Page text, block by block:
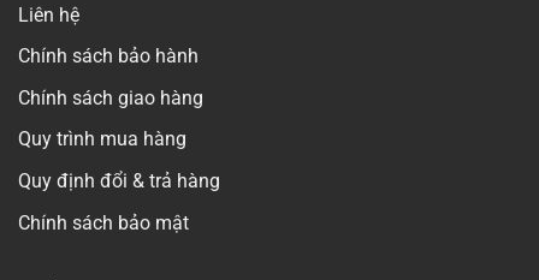
Chiều cao
Quang thông
Khoét lỗ
Liên hệ
Chính sách bảo hành
Chính sách giao hàng
Quy trình mua hàng
Quy định đổi & trả hàng
Chính sách bảo mật